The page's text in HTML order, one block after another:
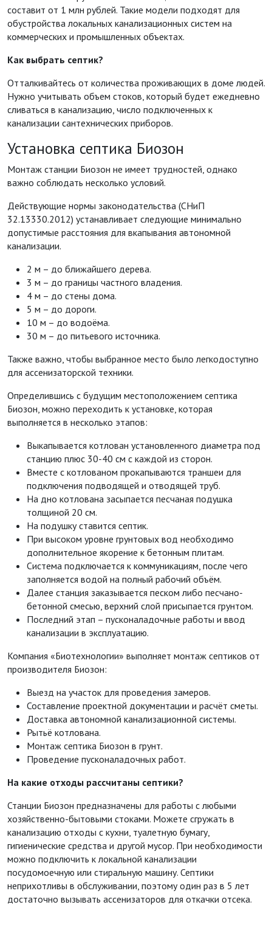
составит от 1 млн рублей. Такие модели подходят для
обустройства локальных канализационных систем на
коммерческих и промышленных объектах.
Как выбрать септик?
Отталкивайтесь от количества проживающих в доме людей.
Нужно учитывать объем стоков, который будет ежедневно
сливаться в канализацию, число подключенных к
канализации сантехнических приборов.
Установка септика Биозон
Монтаж станции Биозон не имеет трудностей, однако
важно соблюдать несколько условий.
Действующие нормы законодательства (СНиП
32.13330.2012) устанавливает следующие минимально
допустимые расстояния для вкапывания автономной
канализации.
2 м – до ближайшего дерева.
3 м – до границы частного владения.
4 м – до стены дома.
5 м – до дороги.
10 м – до водоёма.
30 м – до питьевого источника.
Также важно, чтобы выбранное место было легкодоступно
для ассенизаторской техники.
Определившись с будущим местоположением септика
Биозон, можно переходить к установке, которая
выполняется в несколько этапов:
Выкапывается котлован установленного диаметра под
станцию плюс 30-40 см с каждой из сторон.
Вместе с котлованом прокапываются траншеи для
подключения подводящей и отводящей труб.
На дно котлована засыпается песчаная подушка
толщиной 20 см.
На подушку ставится септик.
При высоком уровне грунтовых вод необходимо
дополнительное якорение к бетонным плитам.
Система подключается к коммуникациям, после чего
заполняется водой на полный рабочий объём.
Далее станция заказывается песком либо песчано-
бетонной смесью, верхний слой присыпается грунтом.
Последний этап – пусконаладочные работы и ввод
канализации в эксплуатацию.
Компания «Биотехнологии» выполняет монтаж септиков от
производителя Биозон:
Выезд на участок для проведения замеров.
Составление проектной документации и расчёт сметы.
Доставка автономной канализационной системы.
Рытьё котлована.
Монтаж септика Биозон в грунт.
Проведение пусконаладочных работ.
На какие отходы рассчитаны септики?
Станции Биозон предназначены для работы с любыми
хозяйственно-бытовыми стоками. Можете сгружать в
канализацию отходы с кухни, туалетную бумагу,
гигиенические средства и другой мусор. При необходимости
можно подключить к локальной канализации
посудомоечную или стиральную машину. Септики
неприхотливы в обслуживании, поэтому один раз в 5 лет
достаточно вызывать ассенизаторов для откачки отсека.